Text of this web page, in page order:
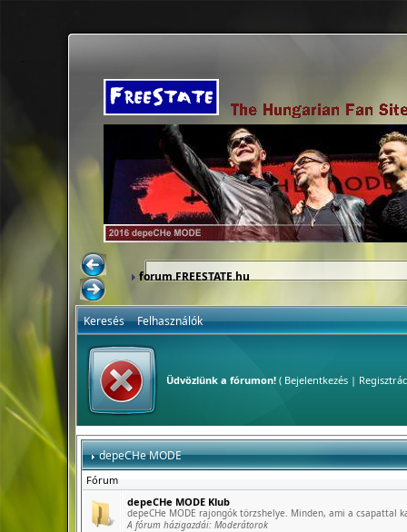
forum.FREESTATE.hu
Keresés Felhasználók
Üdvözlünk a fórumon!( Bejelentkezés|
depeCHe MODE
Fórum
depeCHe MODE Klub
depeCHe MODE rajongók törzshelye. Minden, ami a csapattal
A fórum házigazdái: Moderátorok